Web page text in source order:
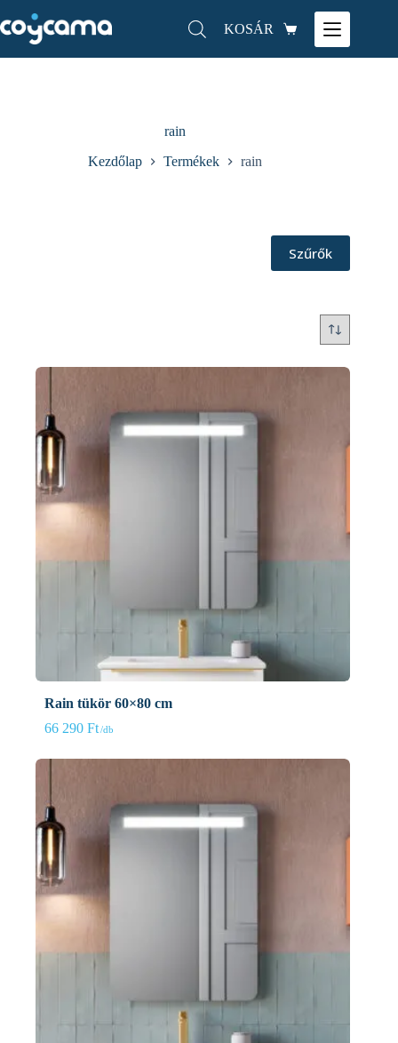
KOSÁR
rain
Kezdőlap Termékek rain
Rain tükör 60×80 cm
66 290 Ft
Szűrők